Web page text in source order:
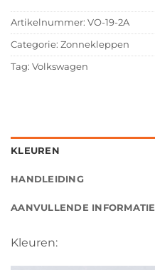
Artikelnummer: VO-19-2A
Categorie: Zonnekleppen
Tag: Volkswagen
KLEUREN
HANDLEIDING
AANVULLENDE INFORMATIE
Kleuren: